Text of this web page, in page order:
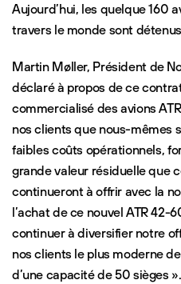
Aujourd’hui, les quelque 160
travers le monde sont
Martin Møller, Président de
déclaré à propos de ce
commercialisé des avions
nos clients que nous-mêmes
faibles coûts opérationnels,
grande valeur résiduelle que
continueront à offrir avec la
l’achat de ce nouvel ATR 42-
continuer à diversifier notre
nos clients le plus moderne
d’une capacité de 50 sièges ».